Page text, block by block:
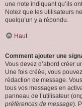
une note indiquant qu’ils
Notez que les utilisateurs
quelqu’un y a répondu.
Haut
Comment ajouter une
Vous devez d’abord créer
Une fois créée, vous
rédaction de message.
tous vos messages en
panneau de l’utilisateur
préférences de message).